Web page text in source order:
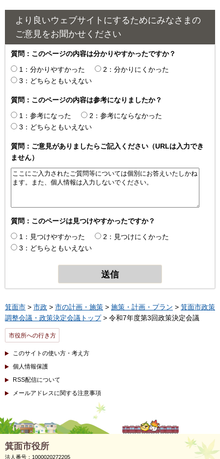
より良いウェブサイトにするためにみなさまの
ご意見をお聞かせください
質問：このページの内容は分かりやすかったですか？
1：分かりやすかった
2：分かりにくかった
3：どちらともいえない
質問：このページの内容は参考になりましたか？
1：参考になった
2：参考にならなかった
3：どちらともいえない
質問：ご意見がありましたらご記入ください（URLは入力でき
ません）
質問：このページは見つけやすかったですか？
1：見つけやすかった
2：見つけにくかった
3：どちらともいえない
箕面市 > 市政 > 市の計画・施策 > 施策・計画・プラン > 箕面市政策
調整会議・政策決定会議トップ> 令和7年度第3回政策決定会議
市役所への行き方
このサイトの使い方・考え方
個人情報保護
RSS配信について
メールアドレスに関する注意事項
箕面市役所
法人番号：1000020272205